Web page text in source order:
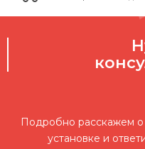
Подробно расскажем о
установке и